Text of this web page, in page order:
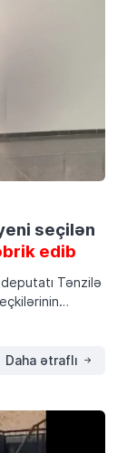
seçilən
edib
Tənzilə
[…]
Daha ətraflı